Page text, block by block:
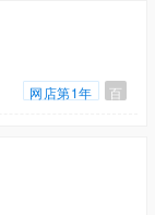
网店第1年 百